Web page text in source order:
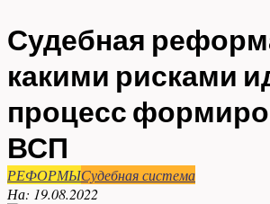
Судебная
какими рисками
процесс
ВСП
РЕФОРМЫСудебная система
На: 19.08.2022